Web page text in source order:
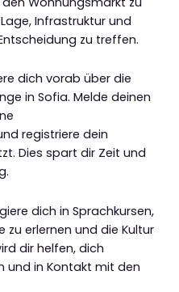
Infrastruktur und
zu treffen.
dich vorab über die
in Sofia. Melde deinen
registriere dein
Dies spart dir Zeit und
dich in Sprachkursen,
erlernen und die Kultur
dir helfen, dich
und in Kontakt mit den